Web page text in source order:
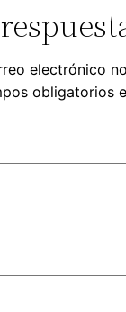
electrónico
obligatorios